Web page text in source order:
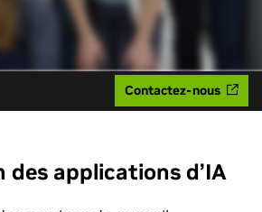
Contactez-nous
applications d’IA